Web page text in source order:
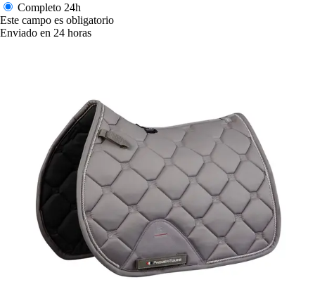
Completo 24h
Este campo es obligatorio
Enviado en 24 horas